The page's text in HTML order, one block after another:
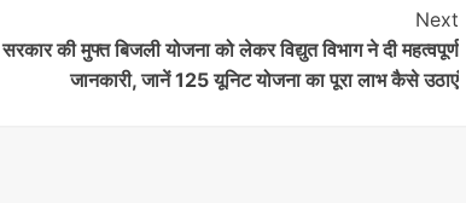
Next
सरकार की मुफ्त बिजली योजना को लेकर विद्युत विभाग ने दी महत्वपूर्ण
जानकारी, जानें 125 यूनिट योजना का पूरा लाभ कैसे उठाएं
राकेश कुमार नालंदा जिले के हरनौत थाना क्षेत्र के पोआरी गांव में
बुधवार को करंट लगने से एक युवक की मौत हो गई। मृतक की...